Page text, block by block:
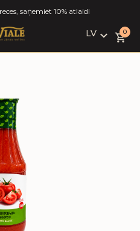
saņemiet 10% atlaidi
LV
LV
0